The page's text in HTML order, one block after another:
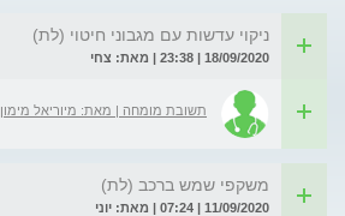
ניקוי עדשות עם מגבוני חיטוי (לת)
18/09/2020 | 23:38 | מאת: צחי
תשובת מומחה | מאת: מיוריאל מימון
משקפי שמש ברכב (לת)
11/09/2020 | 07:24 | מאת: יוני